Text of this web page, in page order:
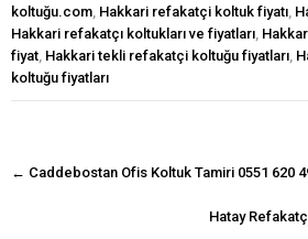
koltuğu.com, Hakkari refakatçi koltuk fiyatı,
Hakkari refakatçı koltukları ve fiyatları,
fiyat, Hakkari tekli refakatçi koltuğu fiyatları,
koltuğu fiyatları
navigasyon
← Caddebostan Ofis Koltuk Tamiri 0551 620
Hatay